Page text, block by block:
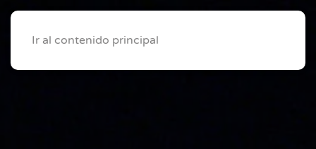
Ir al contenido principal